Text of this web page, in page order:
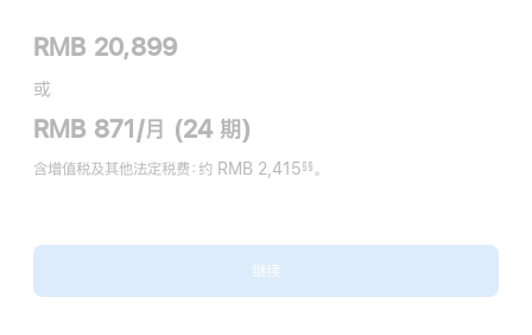
RMB 20,899
或
RMB 871/月 (24 期)
含增值税及其他法定税费 ：约 RMB 2,415 §§ 。
继续